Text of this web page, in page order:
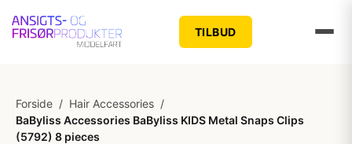
TILBUD
Forside / Hair Accessories /
BaByliss Accessories BaByliss KIDS Metal Snaps Clips
(5792) 8 pieces